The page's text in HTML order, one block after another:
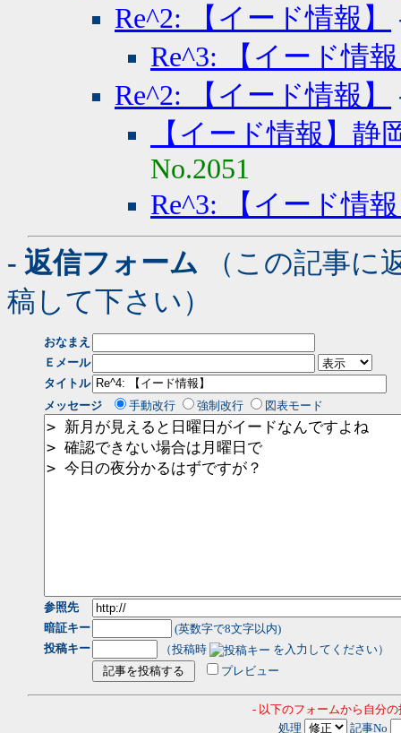
Re^2: 【イード情報】
Re^3: 【イード情
Re^2: 【イード情報】
【イード情報】静
No.2051
Re^3: 【イード情
- 返信フォーム （この記事に
稿して下さい）
おなまえ
Ｅメール
タイトル
メッセージ
手動改行 強制改行 図表モード
参照先
暗証キー
(英数字で8文字以内)
投稿キー
（投稿時
を入力してください）
プレビュー
- 以下のフォームから自分
処理
記事No